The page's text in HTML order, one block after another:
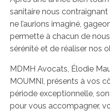
sanitaire nous
ne l’aurions imaginé,
permette à chacun de
sérénité et de réaliser nos
MDMH Avocats, Élodie
MOUMNI, présents à vos
période exceptionnelle,
pour vous accompagner,